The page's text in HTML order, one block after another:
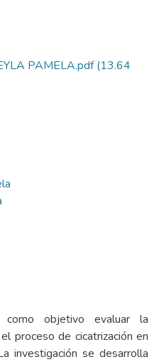
PAMELA.pdf(13.64
objetivo evaluar la
proceso de cicatrización en
investigación se desarrolla